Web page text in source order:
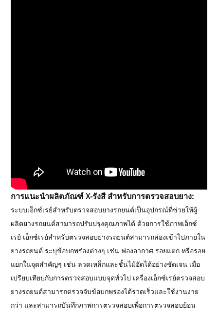
การแนะนำผลิตภัณฑ์ X-รังสี สำหรับการตรวจสอบยาง:
ระบบเอ็กซ์เรย์สำหรับตรวจสอบยางรถยนต์เป็นอุปกรณ์ที่ช่วยให้ผู้
ผลิตยางรถยนต์สามารถปรับปรุงคุณภาพได้ ด้วยการใช้ภาพเอ็กซ์
เรย์ เอ็กซ์เรย์สำหรับตรวจสอบยางรถยนต์สามารถส่องเข้าไปภายใน
ยางรถยนต์ ระบุข้อบกพร่องต่างๆ เช่น ฟองอากาศ รอยแตก หรือรอย
แยกในจุดสำคัญๆ เช่น ลวดเหล็กและชั้นไม้อัดได้อย่างชัดเจน เมื่อ
เปรียบเทียบกับการตรวจสอบแบบจุดทั่วไป เครื่องเอ็กซ์เรย์ตรวจสอบ
ยางรถยนต์สามารถตรวจจับข้อบกพร่องได้รวดเร็วและใช้งานง่าย
กว่า และสามารถบันทึกภาพการตรวจสอบเพื่อการตรวจสอบย้อน